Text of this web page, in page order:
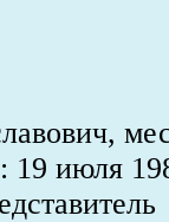
19 июля